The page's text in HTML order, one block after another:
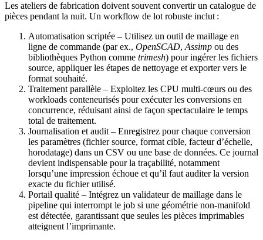
Les ateliers de fabrication doivent souvent convertir un catalogue de
pièces pendant la nuit. Un workflow de lot robuste inclut :
Automatisation scriptée – Utilisez un outil de maillage en
ligne de commande (par ex., OpenSCAD, Assimp ou des
bibliothèques Python comme trimesh) pour ingérer les fichiers
source, appliquer les étapes de nettoyage et exporter vers le
format souhaité.
Traitement parallèle – Exploitez les CPU multi‑cœurs ou des
workloads conteneurisés pour exécuter les conversions en
concurrence, réduisant ainsi de façon spectaculaire le temps
total de traitement.
Journalisation et audit – Enregistrez pour chaque conversion
les paramètres (fichier source, format cible, facteur d’échelle,
horodatage) dans un CSV ou une base de données. Ce journal
devient indispensable pour la traçabilité, notamment
lorsqu’une impression échoue et qu’il faut auditer la version
exacte du fichier utilisé.
Portail qualité – Intégrez un validateur de maillage dans le
pipeline qui interrompt le job si une géométrie non‑manifold
est détectée, garantissant que seules les pièces imprimables
atteignent l’imprimante.